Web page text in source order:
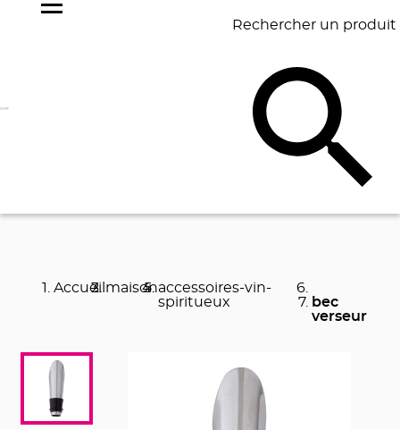
Rechercher un produit
BAGAGERIE BUREAU
Accueil maisonaccessoires-vin-
spiritueux
bec
verseur